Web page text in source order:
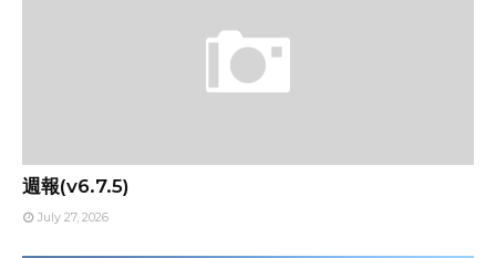
週報(v6.7.5)
July 27, 2026